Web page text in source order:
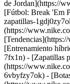
de Jordan](https://
[Fútbol: Break 'Em
zapatillas-
(https://
[Entrenamiento
7fx1n) - [Zapatillas
(https://
6vbyfzy7ok) -